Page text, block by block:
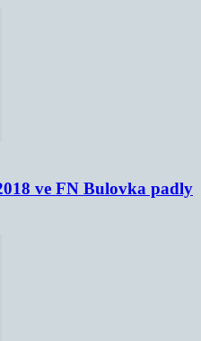
ve FN Bulovka padly